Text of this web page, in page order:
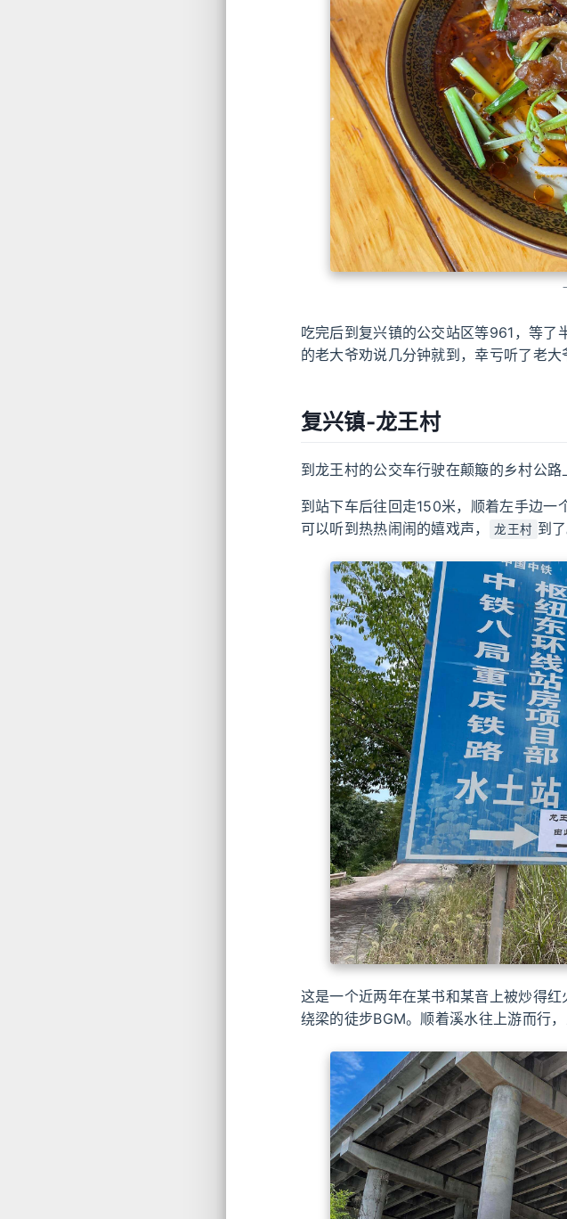
吃完后到复兴镇的公交站区等961，等
的老大爷劝说几分钟就到，幸亏听了老大
复兴镇-龙王村
到龙王村的公交车行驶在颠簸的乡村公路
到站下车后往回走150米，顺着左手边
可以听到热热闹闹的嬉戏声，
龙王村 到了
这是一个近两年在某书和某音上被炒得
绕梁的徒步BGM。顺着溪水往上游而行